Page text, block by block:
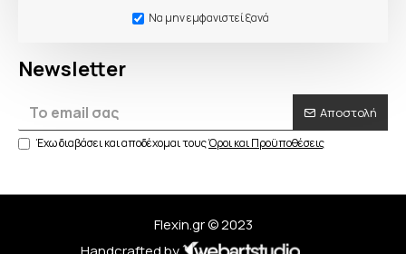
Να μην εμφανιστεί ξανά
Εξυπηρέτηση
Newsletter
Αποστολή
Έχω διαβάσει και αποδέχομαι τουςΌροι και Προϋποθέσεις
Flexin.gr © 2023